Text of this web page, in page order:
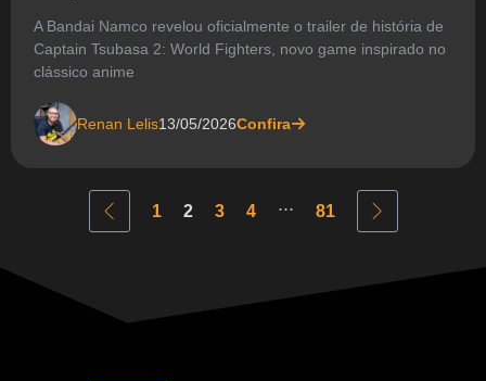
A Bandai Namco revelou oficialmente o trailer de história de
Captain Tsubasa 2: World Fighters, novo game inspirado no
clássico anime
Renan Lelis13/05/2026Confira
1 2 3 4 ... 81